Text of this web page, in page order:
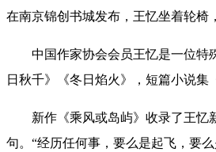
在南京锦创书城发布，王忆坐着轮椅
中国作家协会会员王忆是一位特殊
日秋千》《冬日焰火》，短篇小说集
新作《乘风或岛屿》收录了王忆新
句。“经历任何事，要么是起飞，要